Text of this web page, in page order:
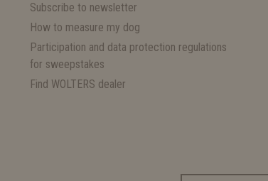
Subscribe to newsletter
How to measure my dog
Participation and data protection regulations
for sweepstakes
Find WOLTERS dealer